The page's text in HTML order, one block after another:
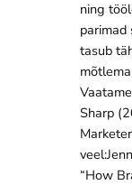
ning
parimad
tasub
Sharp
“How